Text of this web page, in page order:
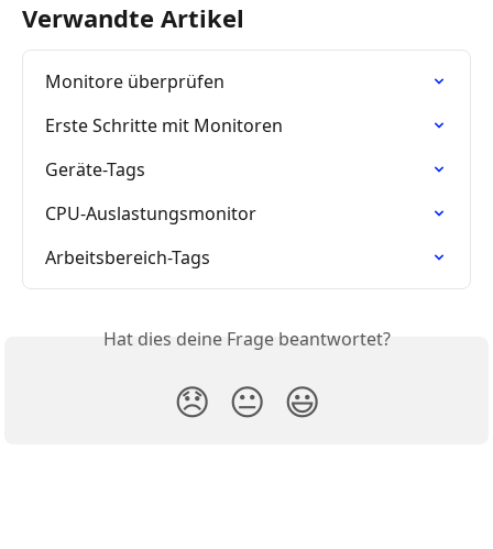
Verwandte Artikel
Monitore überprüfen
Erste Schritte mit Monitoren
Geräte-Tags
CPU-Auslastungsmonitor
Arbeitsbereich-Tags
Hat dies deine Frage beantwortet?
😞 😐 😃